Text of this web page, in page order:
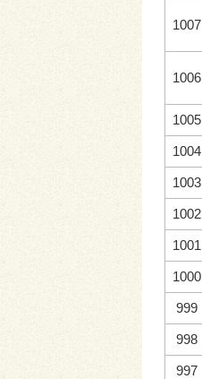
1007
1006
1005
1004
1003
1002
1001
1000
999
998
997